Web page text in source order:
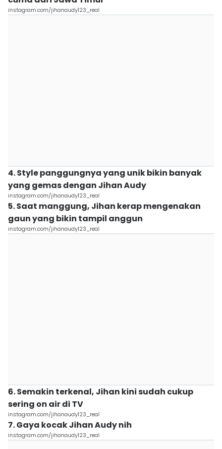
instagram.com/jihanaudy123_real
4. Style panggungnya yang unik bikin banyak
yang gemas dengan Jihan Audy
instagram.com/jihanaudy123_real
5. Saat manggung, Jihan kerap mengenakan
gaun yang bikin tampil anggun
instagram.com/jihanaudy123_real
6. Semakin terkenal, Jihan kini sudah cukup
sering on air di TV
instagram.com/jihanaudy123_real
7. Gaya kocak Jihan Audy nih
instagram.com/jihanaudy123_real